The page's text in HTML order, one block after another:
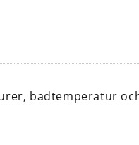
badtemperatur